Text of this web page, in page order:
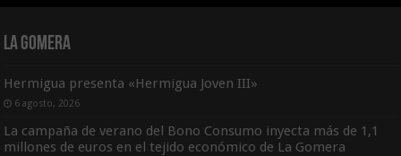
La Gomera
Hermigua presenta «Hermigua Joven III»
6 agosto, 2026
La campaña de verano del Bono Consumo inyecta más de 1,1
millones de euros en el tejido económico de La Gomera